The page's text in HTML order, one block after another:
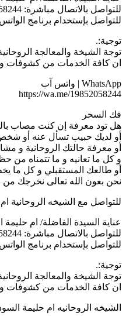
للتواصل بالاتصال مباشرة: 0019852058244
للتواصل بإستخدام برنامج الواتس آب :
توجية:.
توجة الشيخة والمعالجة
ان كافة الخدمات من كشوفات
WhatsApp | واتس آب
https://wa.me/19852058244
فك السحر
هل تود معرفة إن كنت مصاب
أو لديك حبيب تسأل عنه أو
أو معرفة حالتك الروحانية و
و كل ما تعانيه و ما تتمناه من
أو طالعك المستقبلي و كل ما
نحن بعون الله تعالى نخرجك من
للتواصل مع الشيخه الروحانية
عناية السيدة الفاضلة/ ام حليمة
للتواصل بالاتصال مباشرة: 0019852058244
للتواصل بإستخدام برنامج الواتس آب :
توجية:.
توجة الشيخة والمعالجة
ان كافة الخدمات من كشوفات
الشيخه الروحانيه ام حليمة السودانية